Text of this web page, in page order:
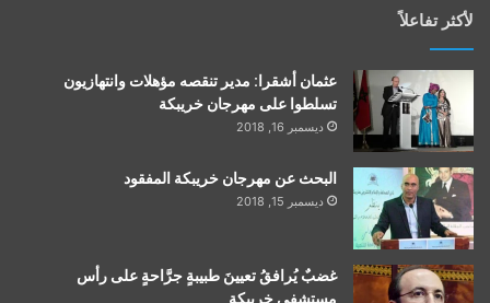
لأكثر تفاعلاً
عثمان أشقرا: مدير تنقصه مؤهلات وانتهازيون
تسلطوا على مهرجان خريبكة
ديسمبر 16, 2018
البحث عن مهرجان خريبكة المفقود
ديسمبر 15, 2018
غضبٌ يُرافقُ تعيينَ طبيبةٍ جرَّاحةٍ على رأس
مستشفى خريبكة